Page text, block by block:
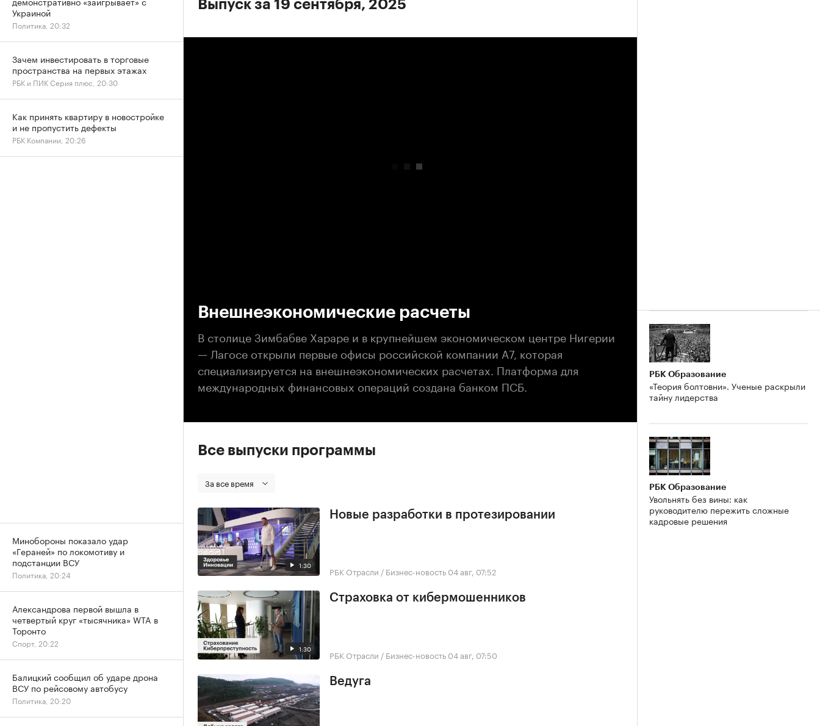
Выпуск за 19 сентября, 2025
Внешнеэкономические расчеты
В столице Зимбабве Хараре и в крупнейшем экономическом центре Нигерии
— Лагосе открыли первые офисы российской компании А7, которая
специализируется на внешнеэкономических расчетах. Платформа для
международных финансовых операций создана банком ПСБ.
Все выпуски программы
За все время
1:30
Новые разработки в протезировании
РБК Отрасли / Бизнес-новость 04 авг, 07:52
1:30
Страховка от кибермошенников
РБК Отрасли / Бизнес-новость 04 авг, 07:50
Ведуга
РБК Образование
«Теория болтовни». Ученые раскрыли
тайну лидерства
РБК Образование
Увольнять без вины: как
руководителю пережить сложные
кадровые решения
Украиной
Политика, 20:32
Зачем инвестировать в торговые
пространства на первых этажах
РБК и ПИК Серия плюс, 20:30
Как принять квартиру в новостройке
и не пропустить дефекты
РБК Компании, 20:26
Минобороны показало удар
«Гераней» по локомотиву и
подстанции ВСУ
Политика, 20:24
Александрова первой вышла в
четвертый круг «тысячника» WTA в
Торонто
Спорт, 20:22
Балицкий сообщил об ударе дрона
ВСУ по рейсовому автобусу
Политика, 20:20